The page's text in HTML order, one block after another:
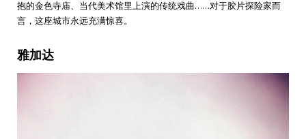
抱的金色寺庙、当代美术馆里上演的传统戏曲……对于胶片探险家而
言，这座城市永远充满惊喜。
雅加达